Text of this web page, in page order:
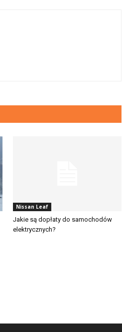
Nissan Leaf
Jakie są dopłaty do samochodów
elektrycznych?